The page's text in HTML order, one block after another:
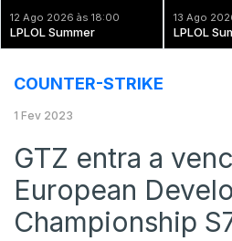
12 Ago 2026 às 18:00
LPLOL Summer
13 Ago
LPLOL
COUNTER-STRIKE
1 Fev 2023
GTZ entra a
European
Championship